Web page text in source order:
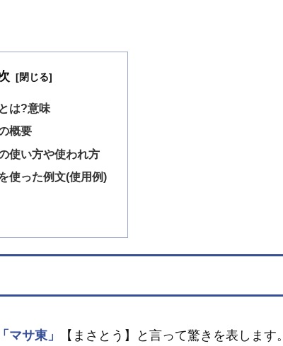
は?意味
概要
使い方や使われ方
使った例文(使用例)
「マサ東」 【まさとう】と言って驚きを表します。